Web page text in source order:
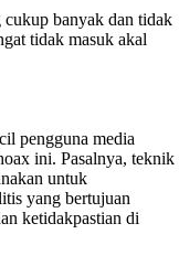
banyak dan tidak
tidak masuk akal
pengguna media
ini. Pasalnya, teknik
untuk
yang bertujuan
ketidakpastian di